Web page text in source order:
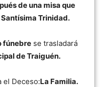
de una misa que
Trinidad.
fúnebre se trasladará
de Traiguén.
el Deceso:La Familia.